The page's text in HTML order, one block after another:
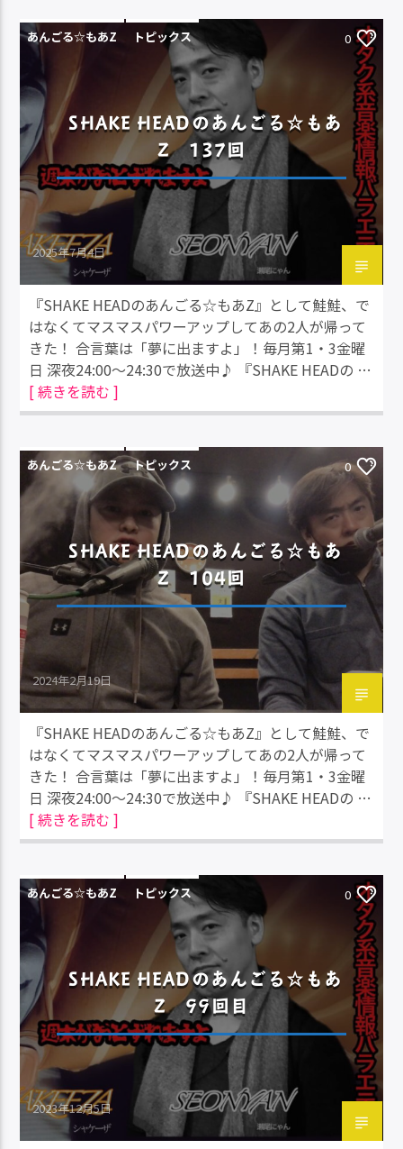
あんごる☆もあZ トピックス 0
SHAKE HEADのあんごる☆もあ
Z 137回
2025年7月4日
『SHAKE HEADのあんごる☆もあZ』として鮭鮭、で
はなくてマスマスパワーアップしてあの2人が帰って
きた！ 合言葉は「夢に出ますよ」！毎月第1・3金曜
日 深夜24:00～24:30で放送中♪ 『SHAKE HEADの …
[ 続きを読む ]
あんごる☆もあZ トピックス 0
SHAKE HEADのあんごる☆もあ
Z 104回
2024年2月19日
『SHAKE HEADのあんごる☆もあZ』として鮭鮭、で
はなくてマスマスパワーアップしてあの2人が帰って
きた！ 合言葉は「夢に出ますよ」！毎月第1・3金曜
日 深夜24:00～24:30で放送中♪ 『SHAKE HEADの …
[ 続きを読む ]
あんごる☆もあZ トピックス 0
SHAKE HEADのあんごる☆もあ
Z 99回目
2023年12月5日